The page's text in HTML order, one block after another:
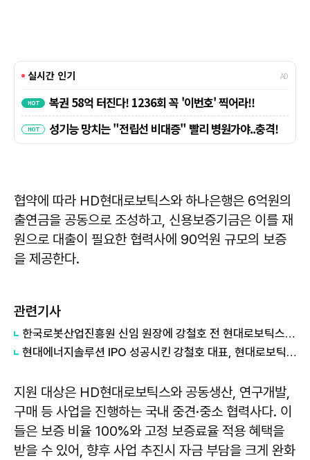
협약에 따라 HD현대로보틱스와 하나은행은 6억원의
출연금을 공동으로 조성하고, 신용보증기금은 이를 재
원으로 대출이 필요한 협력사에 90억원 규모의 보증
을 제공한다.
관련기사
한국로봇산업진흥원 신임 원장에 강철호 전 현대로보틱스 대표이사
현대에너지솔루션 IPO 성공시킨 강철호 대표, 현대로보틱스 실적개선 이끈다
지원 대상은 HD현대로보틱스와 공동생산, 연구개발,
구매 등 사업을 진행하는 국내 중견·중소 협력사다. 이
들은 보증 비율 100%와 고정 보증료율 적용 혜택을
받을 수 있어, 향후 사업 추진시 자금 부담을 크게 완화